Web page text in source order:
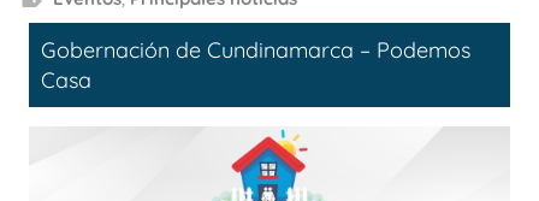
Gobernación de Cundinamarca – Podemos
Casa